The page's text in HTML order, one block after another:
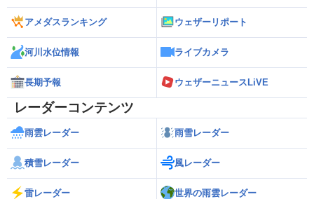
アメダスランキング ウェザーリポート
河川水位情報 ライブカメラ
長期予報 ウェザーニュースLiVE
レーダーコンテンツ
雨雲レーダー 雨雪レーダー
積雪レーダー 風レーダー
雷レーダー 世界の雨雲レーダー